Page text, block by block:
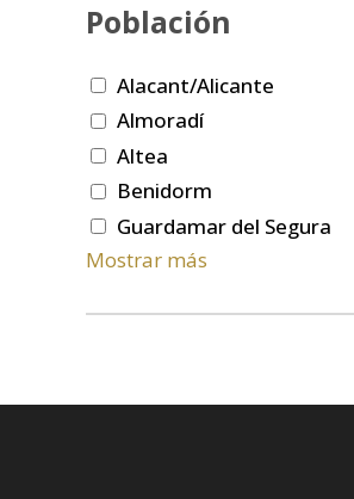
Población
Alacant/Alicante
Almoradí
Altea
Benidorm
Guardamar del Segura
Mostrar más